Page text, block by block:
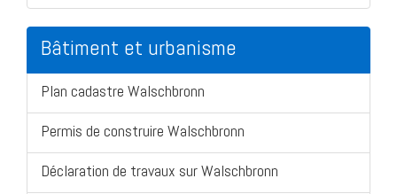
Bâtiment et urbanisme
Plan cadastre Walschbronn
Permis de construire Walschbronn
Déclaration de travaux sur Walschbronn